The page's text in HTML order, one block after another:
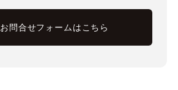
お問合せフォームはこちら